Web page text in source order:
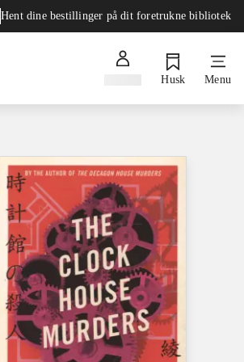
Hent dine bestillinger på dit foretrukne bibliotek
Husk Menu